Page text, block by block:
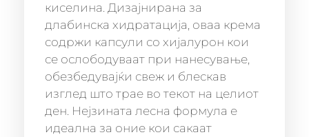
киселина. Дизајнирана за
длабинска хидратација, оваа крема
содржи капсули со хијалурон кои
се ослободуваат при нанесување,
обезбедувајќи свеж и блескав
изглед што трае во текот на целиот
ден. Нејзината лесна формула е
идеална за оние кои сакаат